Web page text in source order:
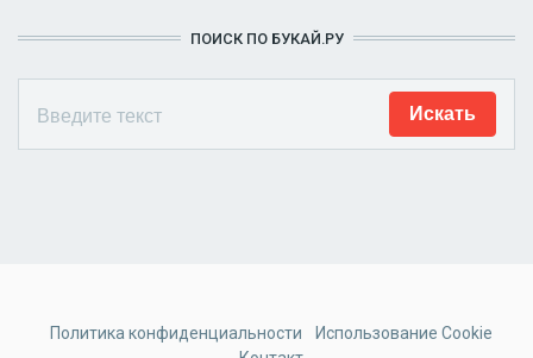
ПОИСК ПО БУКАЙ.РУ
Политика конфиденциальности
Использование Cookie